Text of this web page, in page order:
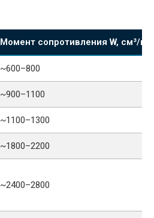
Момент сопротивления W, см³/м
~600–800
~900–1100
~1100–1300
~1800–2200
~2400–2800